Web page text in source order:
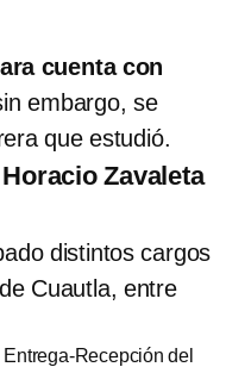
cuenta con
embargo, se
que estudió.
Zavaleta
distintos cargos
Cuautla, entre
Recepción del